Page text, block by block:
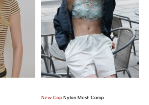
New CapNylon Mesh Camp